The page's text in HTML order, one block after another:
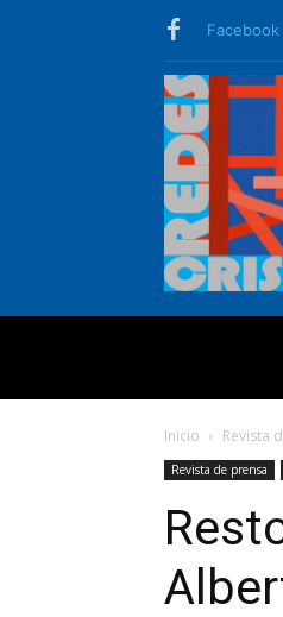
Facebook
Inicio Revista
Revista de prensa